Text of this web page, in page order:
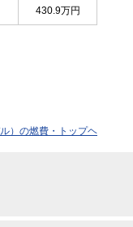
430.9万円
）の燃費・トップヘ